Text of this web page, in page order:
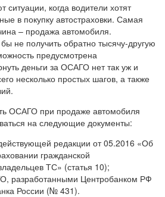
ситуации, когда водители хотят
в покупку автостраховки. Самая
– продажа автомобиля.
не получить обратно тысячу-другую
предусмотрена
деньги за ОСАГО нет так уж и
несколько простых шагов, а также
ОСАГО при продаже автомобиля
на следующие документы:
редакции от 05.2016 «Об
гражданской
ТС» (статья 10);
разработанными Центробанком РФ
России (№ 431).